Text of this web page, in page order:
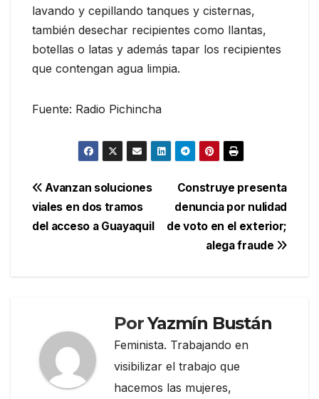
lavando y cepillando tanques y cisternas,
también desechar recipientes como llantas,
botellas o latas y además tapar los recipientes
que contengan agua limpia.
Fuente: Radio Pichincha
Navegación
de
Construye presenta
denuncia por nulidad
de voto en el exterior;
alega fraude
Avanzan soluciones
viales en dos tramos
del acceso a Guayaquil
PorYazmín Bustán
Feminista. Trabajando en
visibilizar el trabajo que
hacemos las mujeres,